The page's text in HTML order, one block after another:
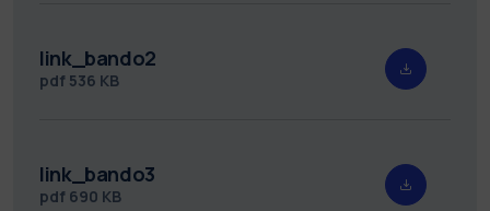
link_bando2
pdf 536 KB
link_bando3
pdf 690 KB